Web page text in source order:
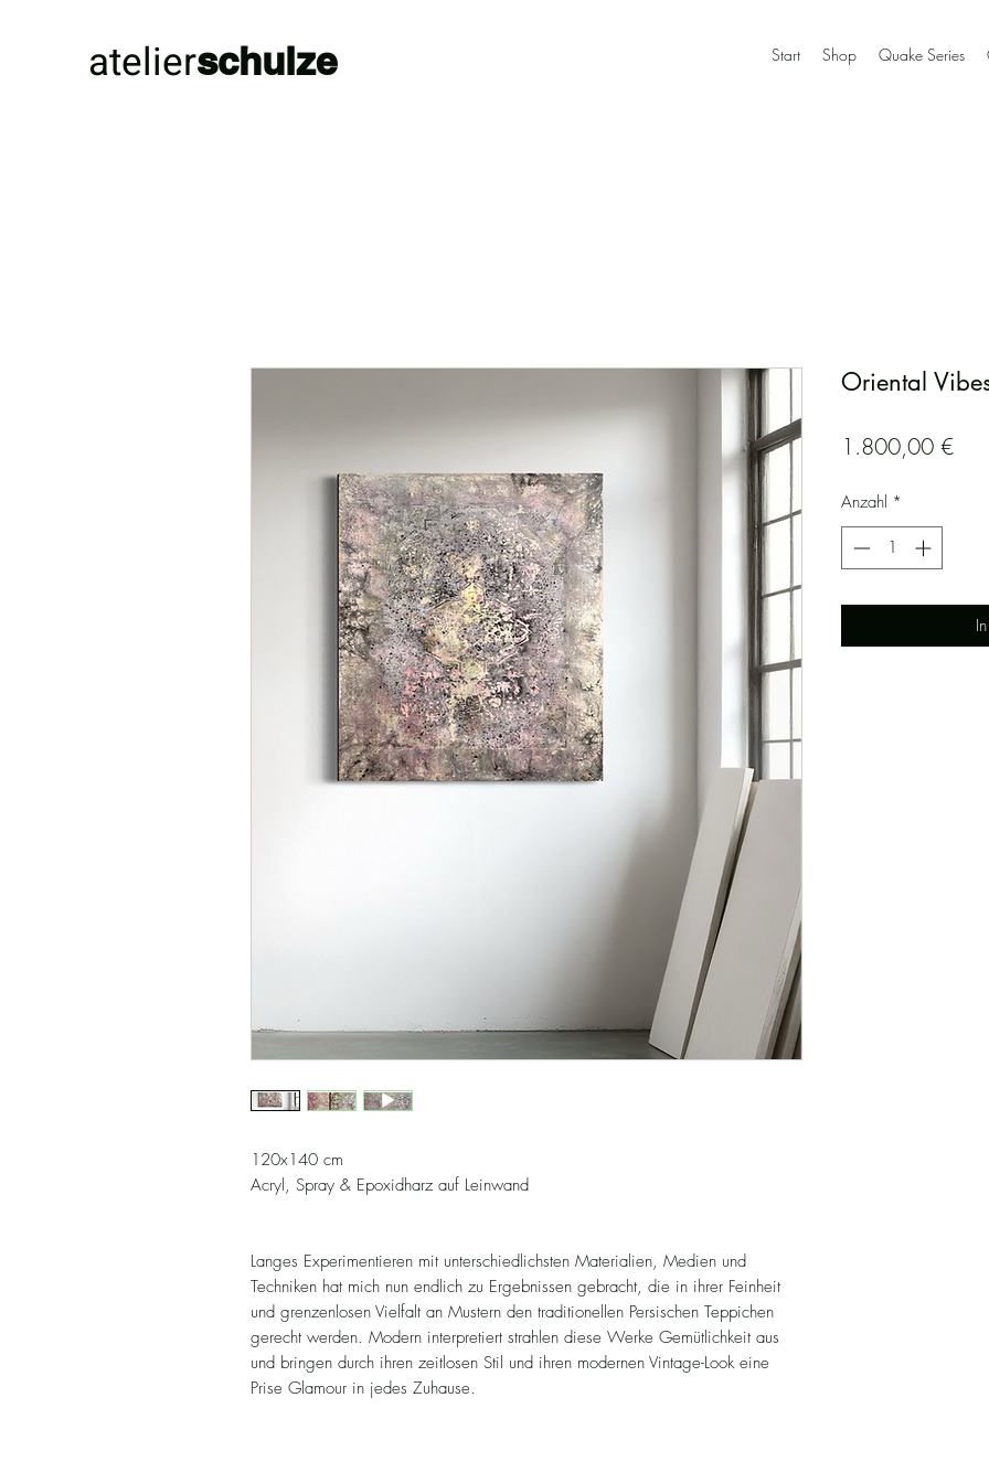
atelierschulze Start Shop Quake Series
120x140 cm
Acryl, Spray & Epoxidharz auf Leinwand
Langes Experimentieren mit unterschiedlichsten Materialien, Medien und
Techniken hat mich nun endlich zu Ergebnissen gebracht, die in ihrer Feinheit
und grenzenlosen Vielfalt an Mustern den traditionellen Persischen Teppichen
gerecht werden. Modern interpretiert strahlen diese Werke Gemütlichkeit aus
und bringen durch ihren zeitlosen Stil und ihren modernen Vintage-Look eine
Prise Glamour in jedes Zuhause.
Oriental
1.800,00 €Preis
Anzahl *